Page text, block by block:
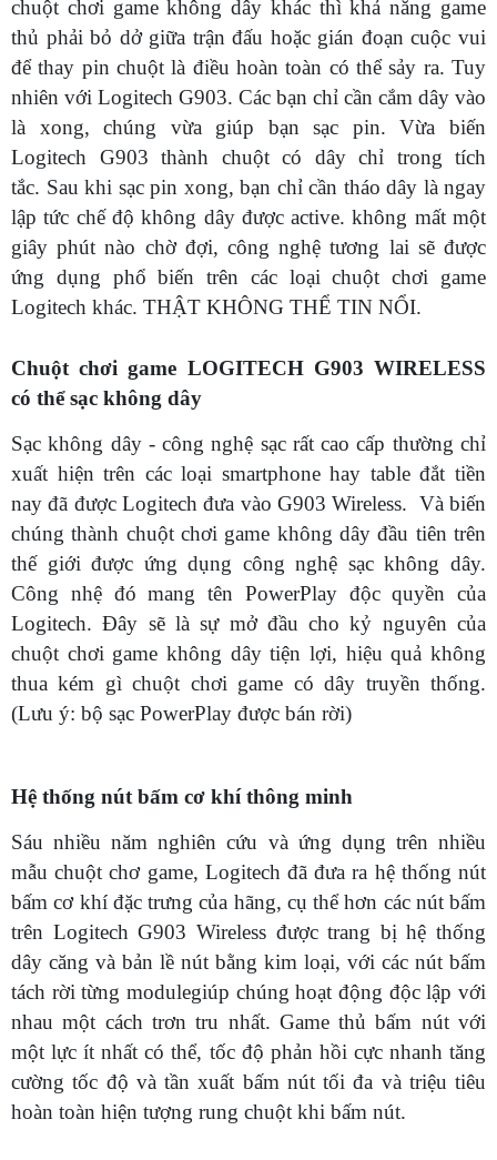
chuột chơi game không dây khác thì khả năng game
thủ phải bỏ dở giữa trận đấu hoặc gián đoạn cuộc vui
để thay pin chuột là điều hoàn toàn có thể sảy ra. Tuy
nhiên với Logitech G903. Các bạn chỉ cần cắm dây vào
là xong, chúng vừa giúp bạn sạc pin. Vừa biến
Logitech G903 thành chuột có dây chỉ trong tích
tắc. Sau khi sạc pin xong, bạn chỉ cần tháo dây là ngay
lập tức chế độ không dây được active. không mất một
giây phút nào chờ đợi, công nghệ tương lai sẽ được
ứng dụng phổ biến trên các loại chuột chơi game
Logitech khác. THẬT KHÔNG THỂ TIN NỔI.
Chuột chơi game LOGITECH G903 WIRELESS
có thể sạc không dây
Sạc không dây - công nghệ sạc rất cao cấp thường chỉ
xuất hiện trên các loại smartphone hay table đắt tiền
nay đã được Logitech đưa vào G903 Wireless. Và biến
chúng thành chuột chơi game không dây đầu tiên trên
thế giới được ứng dụng công nghệ sạc không dây.
Công nhệ đó mang tên PowerPlay độc quyền của
Logitech. Đây sẽ là sự mở đầu cho kỷ nguyên của
chuột chơi game không dây tiện lợi, hiệu quả không
thua kém gì chuột chơi game có dây truyền thống.
(Lưu ý: bộ sạc PowerPlay được bán rời)
Hệ thống nút bấm cơ khí thông minh
Sáu nhiều năm nghiên cứu và ứng dụng trên nhiều
mẫu chuột chơ game, Logitech đã đưa ra hệ thống nút
bấm cơ khí đặc trưng của hãng, cụ thể hơn các nút bấm
trên Logitech G903 Wireless được trang bị hệ thống
dây căng và bản lề nút bằng kim loại, với các nút bấm
tách rời từng modulegiúp chúng hoạt động độc lập với
nhau một cách trơn tru nhất. Game thủ bấm nút với
một lực ít nhất có thể, tốc độ phản hồi cực nhanh tăng
cường tốc độ và tần xuất bấm nút tối đa và triệu tiêu
hoàn toàn hiện tượng rung chuột khi bấm nút.